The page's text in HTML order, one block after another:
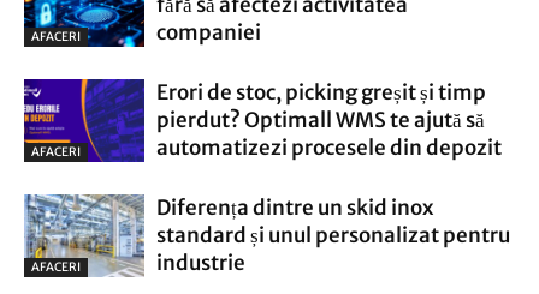
AFACERI
companiei
AFACERI
Erori de stoc, picking greșit și timp
pierdut? Optimall WMS te ajută să
automatizezi procesele din depozit
AFACERI
Diferența dintre un skid inox
standard și unul personalizat pentru
industrie